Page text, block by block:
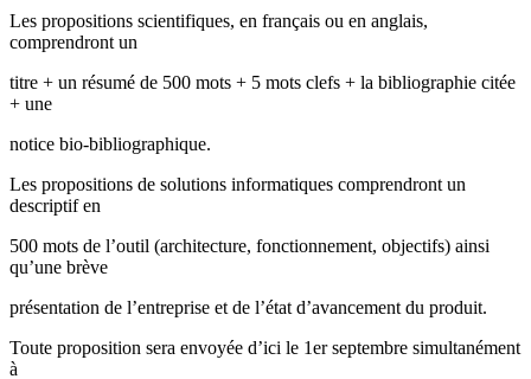
Les propositions scientifiques, en français ou en anglais,
comprendront un
titre + un résumé de 500 mots + 5 mots clefs + la bibliographie citée
+ une
notice bio-bibliographique.
Les propositions de solutions informatiques comprendront un
descriptif en
500 mots de l’outil (architecture, fonctionnement, objectifs) ainsi
qu’une brève
présentation de l’entreprise et de l’état d’avancement du produit.
Toute proposition sera envoyée d’ici le 1er septembre simultanément
à